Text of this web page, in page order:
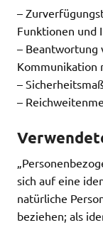
–
Funktionen und
– Beantwortung
Kommunikation
–
–
sich auf eine
natürliche
beziehen; als